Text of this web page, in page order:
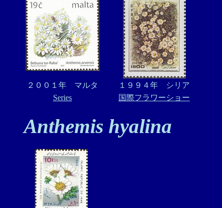
２００１年 マルタ
１９９４年 シリア
Series
国際フラワーショー
Anthemis hyalina